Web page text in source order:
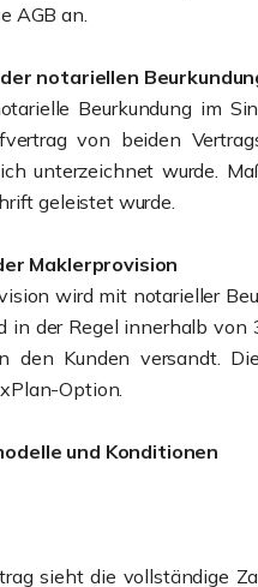
AGB an.
notariellen
Beurkundung im
von beiden
unterzeichnet wurde.
geleistet wurde.
Maklerprovision
wird mit notarieller
in der Regel innerhalb von
den Kunden versandt.
Option.
und Konditionen
sieht die vollständige